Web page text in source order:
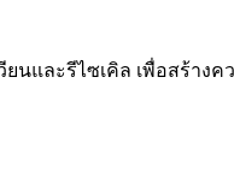
นและรีไซเคิล เพื่อสร้า